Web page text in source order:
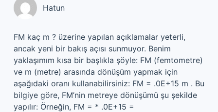
Hatun
FM kaç m ? üzerine yapılan açıklamalar yeterli,
ancak yeni bir bakış açısı sunmuyor. Benim
yaklaşımım kısa bir başlıkla şöyle: FM (femtometre)
ve m (metre) arasında dönüşüm yapmak için
aşağıdaki oranı kullanabilirsiniz: FM = .0E+15 m . Bu
bilgiye göre, FM’nin metreye dönüşümü şu şekilde
yapılır: Örneğin, FM = * .0E+15 =